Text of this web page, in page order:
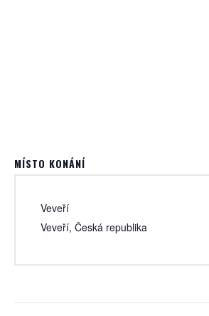
MÍSTO KONÁNÍ
Veveří
Veveří, Česká republika